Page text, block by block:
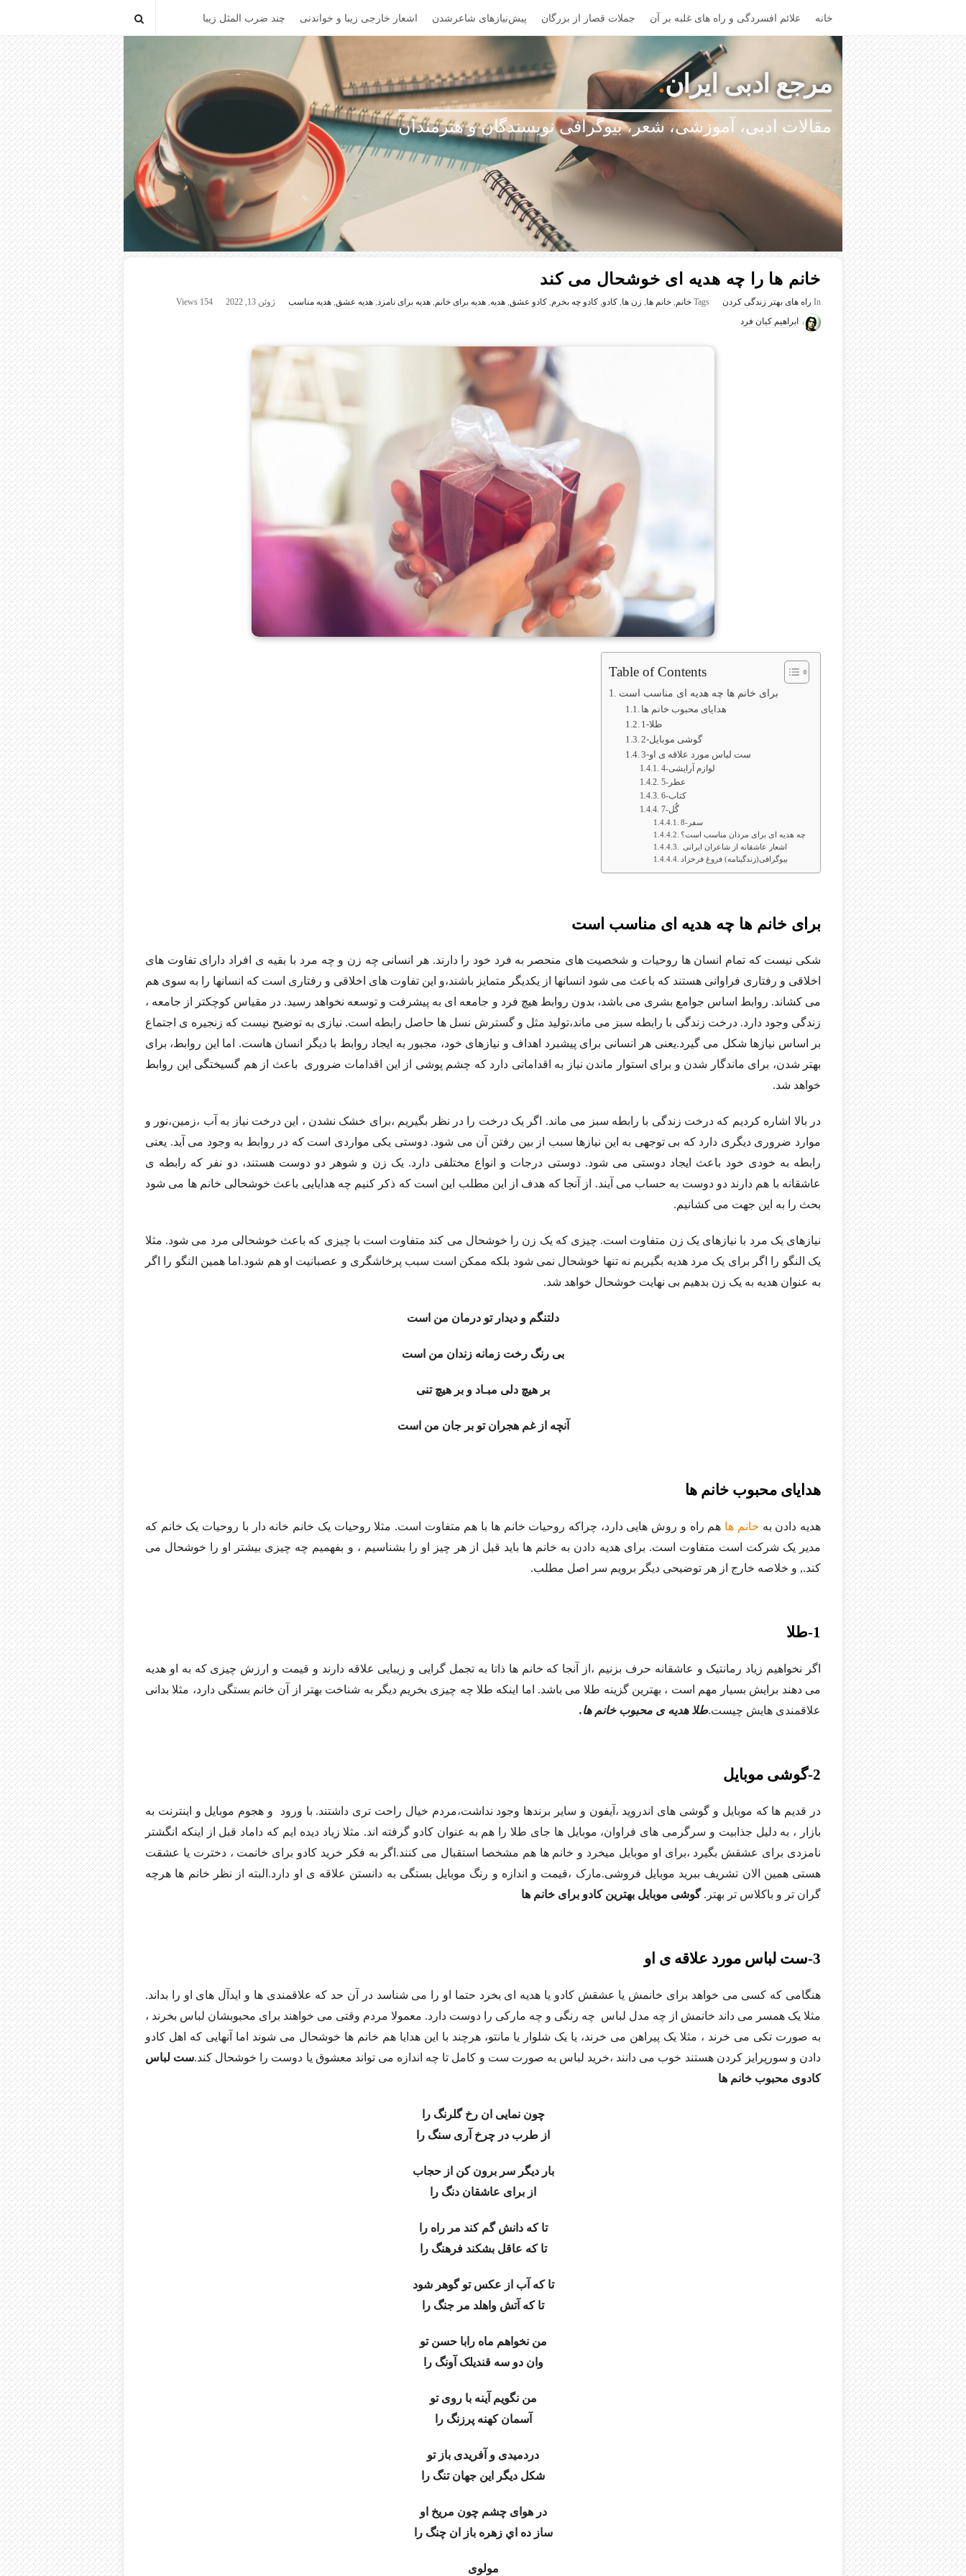
خانه علائم افسردگی و راه های غلبه بر آن جملات قصار از بزرگان پیش‌نیازهای شاعرشدن اشعار خارجی زیبا و خواندنی چند ضرب المثل زیبا
مرجع ادبی ایران.
مقالات ادبی، آموزشی، شعر، بیوگرافی نویسندگان و هنرمندان
خانم ها را چه هدیه ای خوشحال می کند
In راه های بهتر زندگی کردن Tags خانم, خانم ها, زن ها, کادو, کادو چه بخرم, کادو عشق, هدیه, هدیه برای خانم, هدیه برای نامزد, هدیه عشق, هدیه مناسب ژوئن 13, 2022
154 Views
ابراهیم کیان فرد
Table of Contents
برای خانم ها چه هدیه ای مناسب است
هدایای محبوب خانم ها
1-طلا
2-گوشی موبایل
3-ست لباس مورد علاقه ی او
4-لوازم آرایشی
5-عطر
6-کتاب
7-گُل
8-سفر
چه هدیه ای برای مردان مناسب است؟
اشعار عاشقانه از شاعران ایرانی
بیوگرافی(زندگینامه) فروغ فرخزاد
برای خانم ها چه هدیه ای مناسب است
شکی نیست که تمام انسان ها روحیات و شخصیت های منحصر به فرد خود را دارند. هر انسانی چه زن و چه مرد با بقیه ی افراد دارای تفاوت های
اخلاقی و رفتاری فراوانی هستند که باعث می شود انسانها از یکدیگر متمایز باشند،و این تفاوت های اخلاقی و رفتاری است که انسانها را به سوی هم
می کشاند. روابط اساس جوامع بشری می باشد، بدون روابط هیچ فرد و جامعه ای به پیشرفت و توسعه نخواهد رسید. در مقیاس کوچکتر از جامعه ،
زندگی وجود دارد. درخت زندگی با رابطه سبز می ماند،تولید مثل و گسترش نسل ها حاصل رابطه است. نیازی به توضیح نیست که زنجیره ی اجتماع
بر اساس نیازها شکل می گیرد.یعنی هر انسانی برای پیشبرد اهداف و نیازهای خود، مجبور به ایجاد روابط با دیگر انسان هاست. اما این روابط، برای
بهتر شدن، برای ماندگار شدن و برای استوار ماندن نیاز به اقداماتی دارد که چشم پوشی از این اقدامات ضروری باعث از هم گسیختگی این روابط
خواهد شد.
در بالا اشاره کردیم که درخت زندگی با رابطه سبز می ماند. اگر یک درخت را در نظر بگیریم ،برای خشک نشدن ، این درخت نیاز به آب ،زمین،نور و
موارد ضروری دیگری دارد که بی توجهی به این نیازها سبب از بین رفتن آن می شود. دوستی یکی مواردی است که در روابط به وجود می آید. یعنی
رابطه به خودی خود باعث ایجاد دوستی می شود. دوستی درجات و انواع مختلفی دارد. یک زن و شوهر دو دوست هستند، دو نفر که رابطه ی
عاشقانه با هم دارند دو دوست به حساب می آیند. از آنجا که هدف از این مطلب این است که ذکر کنیم چه هدایایی باعث خوشحالی خانم ها می شود
بحث را به این جهت می کشانیم.
نیازهای یک مرد با نیازهای یک زن متفاوت است. چیزی که یک زن را خوشحال می کند متفاوت است با چیزی که باعث خوشحالی مرد می شود. مثلا
یک النگو را اگر برای یک مرد هدیه بگیریم نه تنها خوشحال نمی شود بلکه ممکن است سبب پرخاشگری و عصبانیت او هم شود.اما همین النگو را اگر
به عنوان هدیه به یک زن بدهیم بی نهایت خوشحال خواهد شد.
دلتنگم و دیدار تو درمان من است
بی رنگ رخت زمانه زندان من است
بر هیچ دلی مبـاد و بر هیچ تنی
آنچه از غم هجران تو بر جان من است
هدایای محبوب خانم ها
هدیه دادن به خانم ها هم راه و روش هایی دارد، چراکه روحیات خانم ها با هم متفاوت است. مثلا روحیات یک خانم خانه دار با روحیات یک خانم که
مدیر یک شرکت است متفاوت است. برای هدیه دادن به خانم ها باید قبل از هر چیز او را بشناسیم ، و بفهمیم چه چیزی بیشتر او را خوشحال می
کند., و خلاصه خارج از هر توضیحی دیگر برویم سر اصل مطلب.
1-طلا
اگر نخواهیم زیاد رمانتیک و عاشقانه حرف بزنیم ،از آنجا که خانم ها ذاتا به تجمل گرایی و زیبایی علاقه دارند و قیمت و ارزش چیزی که به او هدیه
می دهند برایش بسیار مهم است ، بهترین گزینه طلا می باشد. اما اینکه طلا چه چیزی بخریم دیگر به شناخت بهتر از آن خانم بستگی دارد، مثلا بدانی
علاقمندی هایش چیست.طلا هدیه ی محبوب خانم ها.
2-گوشی موبایل
در قدیم ها که موبایل و گوشی های اندروید ،آیفون و سایر برندها وجود نداشت،مردم خیال راحت تری داشتند. با ورود و هجوم موبایل و اینترنت به
بازار ، به دلیل جذابیت و سرگرمی های فراوان، موبایل ها جای طلا را هم به عنوان کادو گرفته اند. مثلا زیاد دیده ایم که داماد قبل از اینکه انگشتر
نامزدی برای عشقش بگیرد ،برای او موبایل میخرد و خانم ها هم مشخصا استقبال می کنند.اگر به فکر خرید کادو برای خانمت ، دخترت یا عشقت
هستی همین الان تشریف ببرید موبایل فروشی.مارک ،قیمت و اندازه و رنگ موبایل بستگی به دانستن علاقه ی او دارد.البته از نظر خانم ها هرچه
گران تر و باکلاس تر بهتر.گوشی موبایل بهترین کادو برای خانم ها
3-ست لباس مورد علاقه ی او
هنگامی که کسی می خواهد برای خانمش یا عشقش کادو یا هدیه ای بخرد حتما او را می شناسد در آن حد که علاقمندی ها و ایدآل های او را بداند.
مثلا یک همسر می داند خانمش از چه مدل لباس چه رنگی و چه مارکی را دوست دارد. معمولا مردم وقتی می خواهند برای محبوبشان لباس بخرند ،
به صورت تکی می خرند ، مثلا یک پیراهن می خرند، یا یک شلوار یا مانتو، هرچند با این هدایا هم خانم ها خوشحال می شوند اما آنهایی که اهل کادو
دادن و سورپرایز کردن هستند خوب می دانند ،خرید لباس به صورت ست و کامل تا چه اندازه می تواند معشوق یا دوست را خوشحال کند.ست لباس
کادوی محبوب خانم ها
چون نمایی ان رخ گلرنگ را
از طرب در چرخ آری سنگ را
بار دیگر سر برون کن از حجاب
از برای عاشقان دنگ را
تا که دانش گم کند مر راه را
تا که عاقل بشکند فرهنگ را
تا که آب از عکس تو گوهر شود
تا که آتش واهلد مر جنگ را
من نخواهم ماه رابا حسن تو
وان دو سه قندیلک آونگ را
من نگویم آینه با روی تو
آسمان کهنه پرزنگ را
دردمیدی و آفریدی باز تو
شکل دیگر این جهان تنگ را
در هوای چشم چون مریخ او
ساز ده اي زهره باز ان چنگ را
مولوی